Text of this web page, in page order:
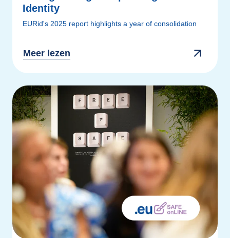
Identity
EURid's 2025 report highlights a year of consolidation
Meer lezen